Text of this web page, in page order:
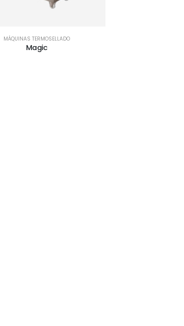
MÁQUINAS TERMOSELLADO
Magic